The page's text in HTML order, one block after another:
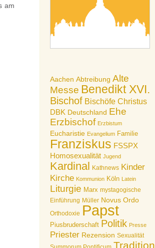
Aachen Abtreibung Alte
Messe Benedikt XVI.
Bischof Bischöfe Christus
DBK Deutschland Ehe
Erzbischof Erzbistum
Eucharistie Evangelium Familie
Franziskus FSSPX
Homosexualität Jugend
Kardinal Kathnews Kinder
Kirche Kommunion Köln Latein
Liturgie Marx mystagogische
Einführung Müller Novus Ordo
Orthodoxie Papst
Piusbruderschaft Politik Presse
Priester Rezension Sexualität
Tradition
am